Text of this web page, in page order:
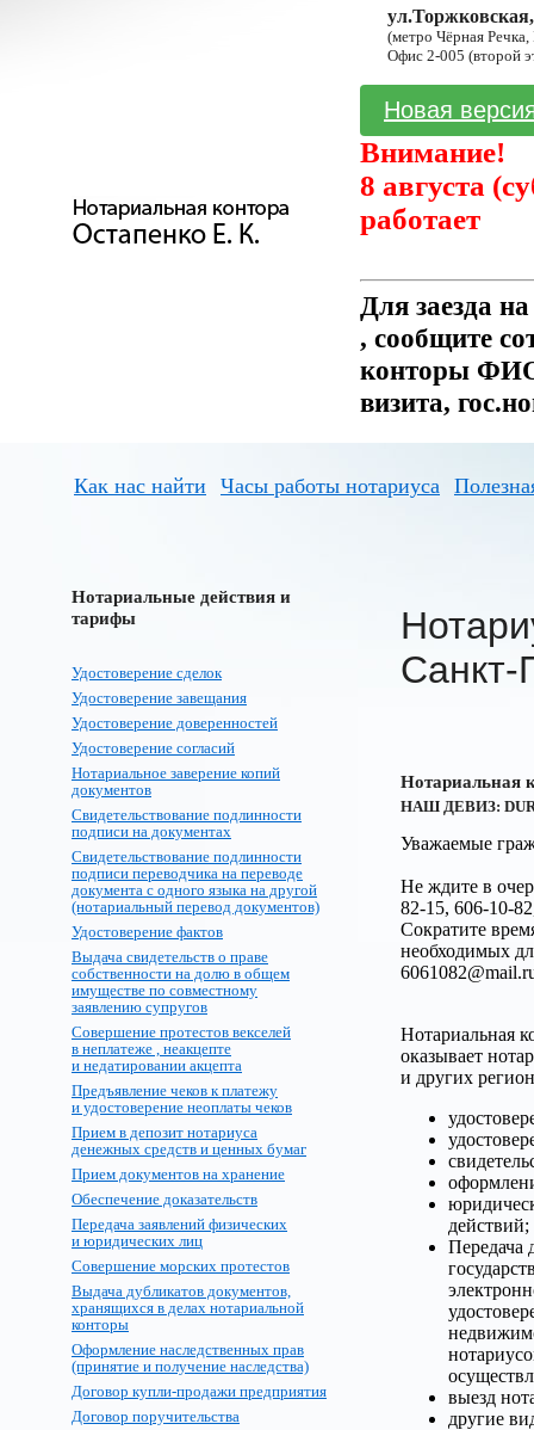
(метро Чёрная
Офис 2-005 (второй
Новая
Внимание!
8 августа
работает
Для заезда
, сообщите
конторы ФИО
визита,
Как нас найти Часы работы нотариуса
Нотариальные действия и
тарифы
Удостоверение сделок
Удостоверение завещания
Удостоверение доверенностей
Удостоверение согласий
Нотариальное заверение копий
документов
Свидетельствование подлинности
подписи на документах
Свидетельствование подлинности
подписи переводчика на переводе
документа с одного языка на другой
(нотариальный перевод документов)
Удостоверение фактов
Выдача свидетельств о праве
собственности на долю в общем
имуществе по совместному
заявлению супругов
Совершение протестов векселей
в неплатеже , неакцепте
и недатировании акцепта
Предъявление чеков к платежу
и удостоверение неоплаты чеков
Прием в депозит нотариуса
денежных средств и ценных бумаг
Прием документов на хранение
Обеспечение доказательств
Передача заявлений физических
и юридических лиц
Совершение морских протестов
Выдача дубликатов документов,
хранящихся в делах нотариальной
конторы
Оформление наследственных прав
(принятие и получение наследства)
Договор купли-продажи предприятия
Договор поручительства
Санкт-
Нотариальная
НАШ ДЕВИЗ:
Уважаемые
Не ждите в
82-15, 606-10-
Сократите
необходимых
Нотариальная
оказывает
и других
действий;
Передача
выезд
другие